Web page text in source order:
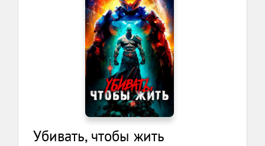
Убивать, чтобы жить